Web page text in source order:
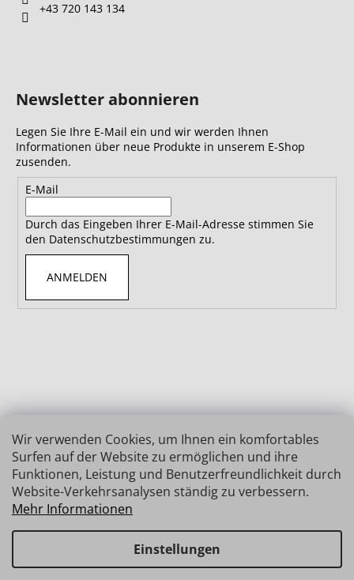
Wir verwenden Cookies, um Ihnen ein komfortables
Surfen auf der Website zu ermöglichen und ihre
Funktionen, Leistung und Benutzerfreundlichkeit durch
Website-Verkehrsanalysen ständig zu verbessern.
Mehr Informationen
Einstellungen
+43 720 143 134
Newsletter abonnieren
Legen Sie Ihre E-Mail ein und wir werden Ihnen
Informationen über neue Produkte in unserem E-Shop
zusenden.
E-Mail
Durch das Eingeben Ihrer E-Mail-Adresse stimmen Sie
den Datenschutzbestimmungen zu.
ANMELDEN
Erstellt von Shoptet